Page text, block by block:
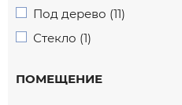
Под дерево (11)
Стекло (1)
ПОМЕЩЕНИЕ